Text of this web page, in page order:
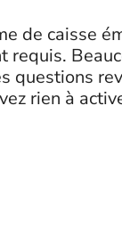
de caisse
questions
rien à